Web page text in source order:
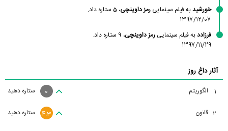
خورشیدبه فیلم سینمایی رمز داوینچی، 5 ستاره داد.
1397/12/07
فرزاددبه فیلم سینمایی رمز داوینچی، 9 ستاره داد.
1397/11/29
آثار داغ روز
1 الگوریتم ستاره دهید 0
2 قانون ستاره دهید 4.3